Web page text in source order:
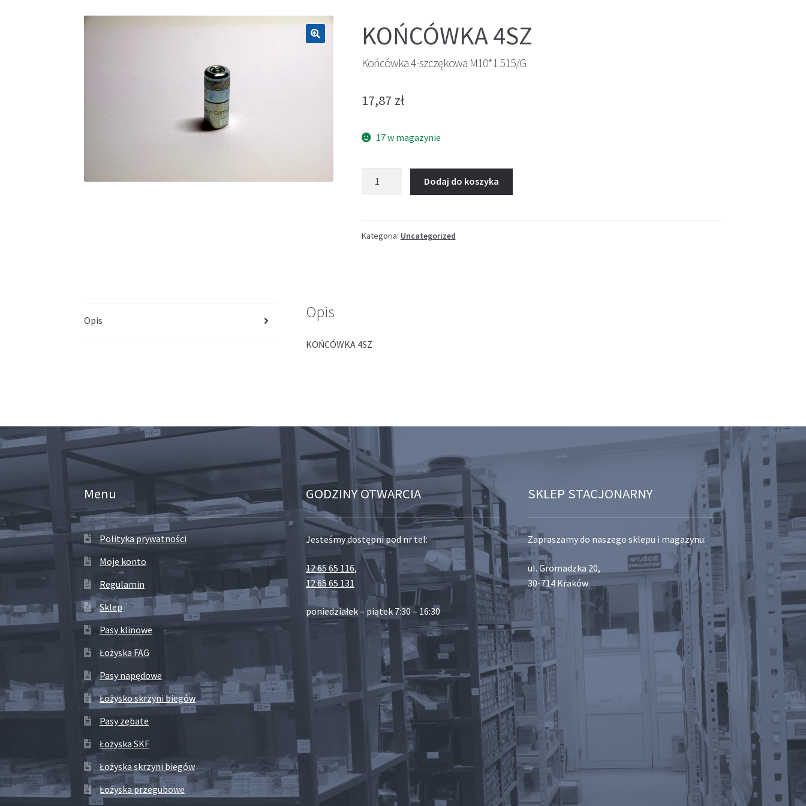
KOŃCÓWKA 4SZ
Końcówka 4-szczękowa M10*1 515/G
17,87 zł
17 w magazynie
M10*1
Dodaj do koszyka
Kategoria: Uncategorized
Opis Opis
KOŃCÓWKA 4SZ
Menu
Polityka prywatności
Moje konto
Regulamin
Sklep
Pasy klinowe
Łożyska FAG
Pasy napędowe
Łożysko skrzyni biegów
Pasy zębate
Łożyska SKF
Łożyska skrzyni biegów
Łożyska przegubowe
GODZINY OTWARCIA
Jesteśmy dostępni pod nr tel:
12 65 65 116,
12 65 65 131
poniedziałek – piątek 7:30 – 16:30
SKLEP STACJONARNY
Zapraszamy do naszego sklepu i magazynu:
ul. Gromadzka 20,
30-714 Kraków